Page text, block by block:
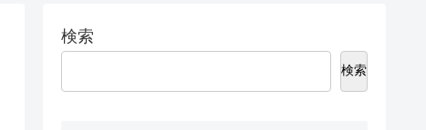
検索
検索